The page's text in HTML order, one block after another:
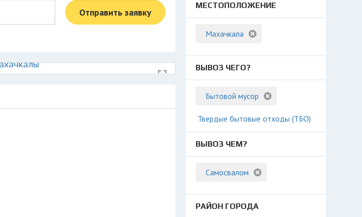
МЕСТОПОЛОЖЕНИЕ
Махачкала
ВЫВОЗ ЧЕГО?
Бытовой мусор
Твердые бытовые отходы (ТБО)
ВЫВОЗ ЧЕМ?
Самосвалом
РАЙОН ГОРОДА
Отправить заявку